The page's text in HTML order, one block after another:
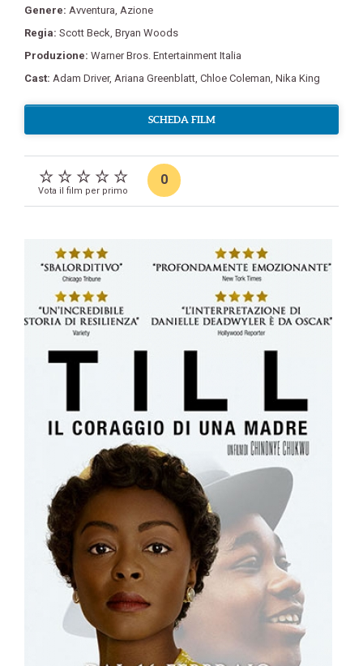
Genere: Avventura, Azione
Regia: Scott Beck, Bryan Woods
Produzione: Warner Bros. Entertainment Italia
Cast: Adam Driver, Ariana Greenblatt, Chloe Coleman, Nika King
SCHEDA FILM
Vota il film per primo
0